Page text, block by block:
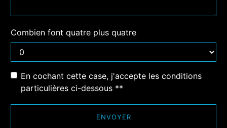
Combien font quatre plus quatre
En cochant cette case, j'accepte les conditions
particulières ci-dessous **
ENVOYER